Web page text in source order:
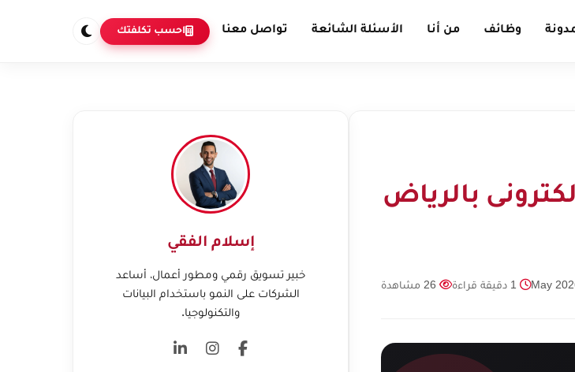
وظائف من أنا الأسئلة الشائعة تواصل معنا احسب تكلفتك
بالرياض
إسلام الفقي
خبير تسويق رقمي ومطور أعمال، أساعد
الشركات على النمو باستخدام البيانات
والتكنولوجيا.